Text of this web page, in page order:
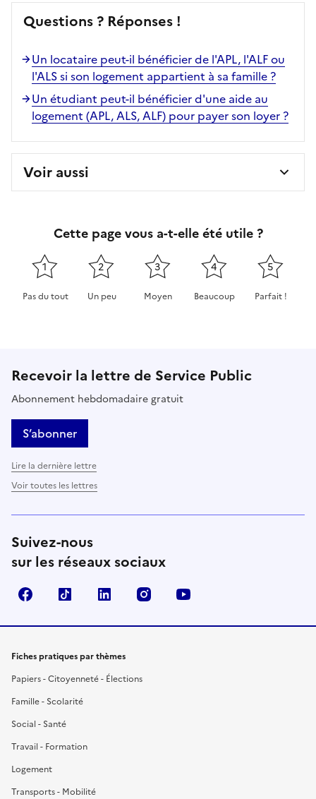
Questions ? Réponses !
Un locataire peut-il bénéficier de l'APL, l'ALF ou
l'ALS si son logement appartient à sa famille ?
Un étudiant peut-il bénéficier d'une aide au
logement (APL, ALS, ALF) pour payer son loyer ?
Voir aussi
Cette page vous a-t-elle été utile ?
1
Pas du tout
2
Un peu
3
Moyen
4
Beaucoup
5
Parfait !
Recevoir la lettre de Service Public
Abonnement hebdomadaire gratuit
S’abonner
Lire la dernière lettre
Voir toutes les lettres
Suivez-nous
sur les réseaux sociaux
FacebookTikTok LinkedIn Instagram
Fiches pratiques par thèmes
Papiers - Citoyenneté - Élections
Famille - Scolarité
Social - Santé
Travail - Formation
Logement
Transports - Mobilité